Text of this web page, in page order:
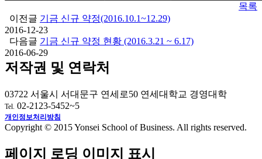
목록
이전글 기금 신규 약정(2016.10.1~12.29)
2016-12-23
다음글 기금 신규 약정 현황 (2016.3.21 ~ 6.17)
2016-06-29
저작권 및 연락처
03722 서울시 서대문구 연세로50 연세대학교 경영대학
Tel. 02-2123-5452~5
개인정보처리방침
Copyright © 2015 Yonsei School of Business. All rights reserved.
페이지 로딩 이미지 표시